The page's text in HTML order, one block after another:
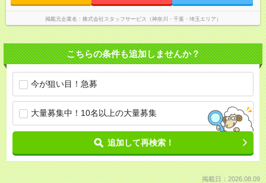
掲載元企業名 株式会社スタッフサービス（神奈川・千葉・埼玉エリア）
こちらの条件も追加しませんか？
今が狙い目！急募
大量募集中！10名以上の大量募集
追加して再検索！
掲載日：2026.08.09